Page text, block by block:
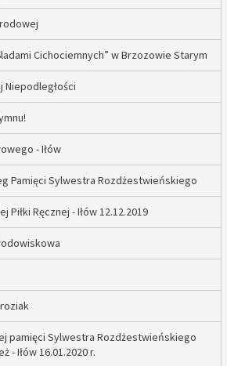
Cichociemnych” w Brzozowie Starym
Niepodległości
- Iłów
Pamięci Sylwestra Rozdżestwieńskiego
Piłki Ręcznej - Iłów 12.12.2019
pamięci Sylwestra Rozdżestwieńskiego
- Iłów 16.01.2020 r.